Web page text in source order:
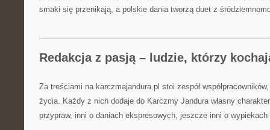
smaki się przenikają, a polskie dania tworzą duet z
Redakcja z pasją – ludzie, którzy
Za treściami na karczmajandura.pl stoi zespół
życia. Każdy z nich dodaje do Karczmy Jandura własny
przypraw, inni o daniach ekspresowych, jeszcze inni o